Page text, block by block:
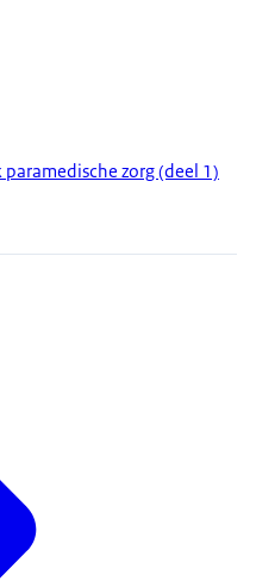
zorg (deel 1)